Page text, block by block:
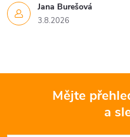
Jana Burešová
3.8.2026
Mějte
a